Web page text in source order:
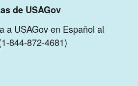
de USAGov
a USAGov en Español al
844-872-4681)